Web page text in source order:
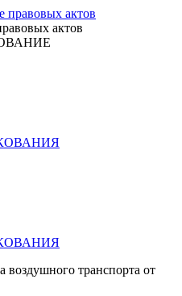
актов
воздушного транспорта от